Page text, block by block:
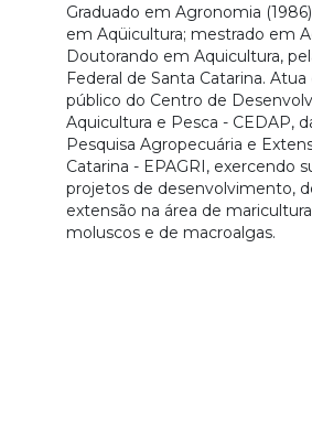
Graduado em Agronomia
em Aqüicultura; mestrado em
Doutorando em Aquicultura,
Federal de Santa Catarina.
público do Centro de
Aquicultura e Pesca - CEDAP,
Pesquisa Agropecuária e
Catarina - EPAGRI, exercendo
projetos de desenvolvimento,
extensão na área de
moluscos e de macroalgas.